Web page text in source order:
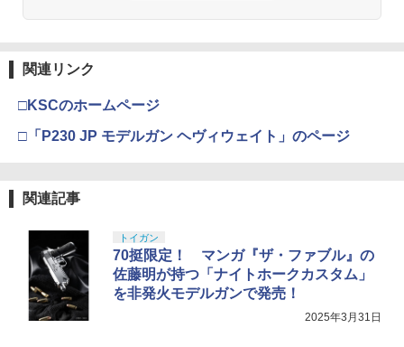
関連リンク
□KSCのホームページ
□「P230 JP モデルガン ヘヴィウェイト」のページ
関連記事
トイガン
70挺限定！ マンガ『ザ・ファブル』の
佐藤明が持つ「ナイトホークカスタム」
を非発火モデルガンで発売！
2025年3月31日